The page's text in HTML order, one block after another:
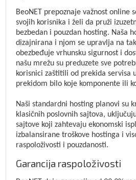
BeoNET prepoznaje važnost online
svojih korisnika i želi da pruži
bezbedan i pouzdan hosting. Naša
dizajnirana i njom se upravlja na
obezbeđuje vrhunsku sigurnost i
našu mrežu su preduzete sve
korisnici zaštitili od prekida servisa
prekidom bilo koje komponente ili
Naši standardni hosting planovi su
klasičnih poslovnih sajtova,
sajtove koji zahtevaju ekonomski
izbalansirane troškove hostinga i
raspoloživosti i pouzdanosti.
Garancija raspoloživosti